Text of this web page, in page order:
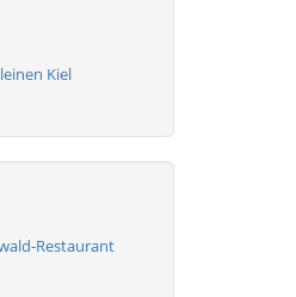
Kiel
Restaurant